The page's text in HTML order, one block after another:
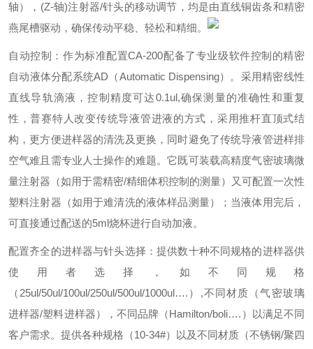
轴），(Z-轴)注射器/针头的移动调节，均是由直线铜齿条和精密
燕尾槽驱动，确保传动平稳、轻松和精细。
自动控制：作为标准配置CA-200配备了专业级软件控制的精密
自动液体分配系统AD（Automatic Dispensing）。采用精密线性
直线导轨滴液，控制精度可达0.1ul,确保测量的准确性和重复
性，普赛特人改变传统导液管进液的方式，采用推杆直顶式结
构，更方便进样器的清洗及更换，同时避免了传统导液管进样排
空气难且需专业人士操作的难题。它既可装载高精度气密玻璃微
量注射器（如用于需精密/精细体积控制的测量）又可配置一次性
塑料注射器（如用于难清洗的液体样品测量）；当液体用完后，
可直接通过配送的5ml烧杯进行自动加液。
配置齐全的进样器与针头选择：提供数十种不同规格的进样器供
使用者选择，如不同规格
（25ul/50ul/100ul/250ul/500ul/1000ul….）,不同材质（气密玻璃
进样器/塑料进样器），不同品牌（Hamilton/boli….）以满足不同
客户需求。提供各种规格（10-34#）以及不同材质（不锈钢/聚四